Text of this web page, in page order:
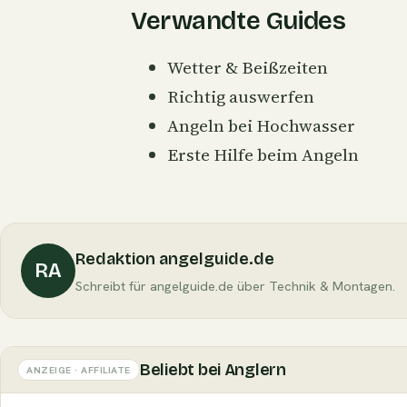
Verwandte Guides
Wetter & Beißzeiten
Richtig auswerfen
Angeln bei Hochwasser
Erste Hilfe beim Angeln
RA Redaktion angelguide.de
Schreibt für angelguide.de über Technik & Montagen.
ANZEIGE · AFFILIATE Beliebt bei Anglern